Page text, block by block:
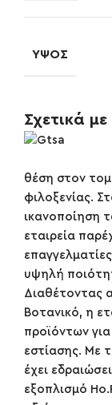
ΎΨΟΣ
Σχετικά
θέση στον
φιλοξενίας.
ικανοποίηση
εταιρεία
υψηλή
Διαθέτοντας
Βοτανικό, η
προϊόντων
εστίασης. Με
έχει
εξοπλισμό